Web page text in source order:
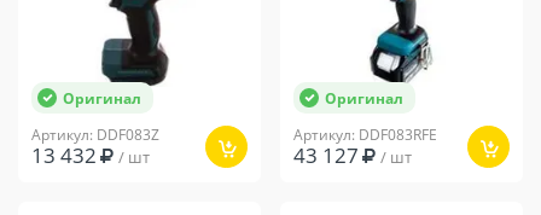
Оригинал
Артикул: DDF083Z
13 432 / шт
Оригинал
Артикул: DDF083RFE
43 127 / шт